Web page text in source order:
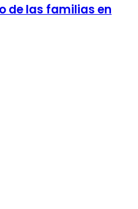
de las familias en